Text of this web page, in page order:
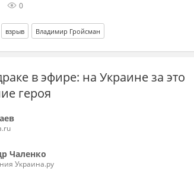
0
взрыв Владимир Гройсман
в эфире: на Украине за это
героя
Чаленко
Украина.ру